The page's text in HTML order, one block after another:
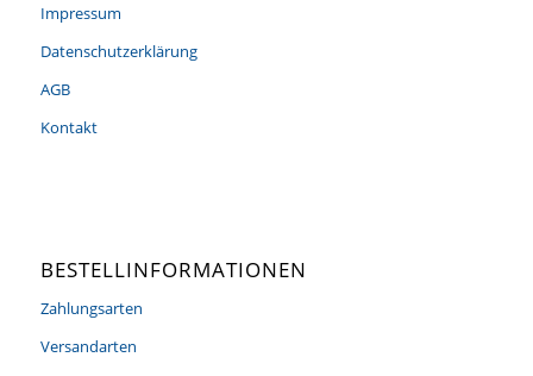
Impressum
Datenschutzerklärung
AGB
Kontakt
BESTELLINFORMATIONEN
Zahlungsarten
Versandarten